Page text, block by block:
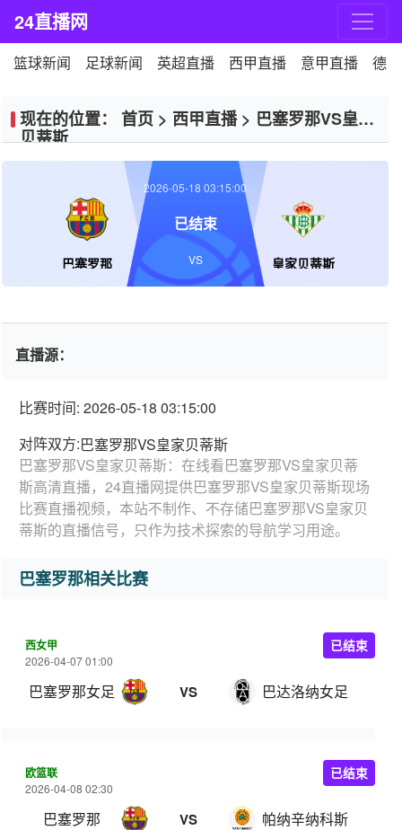
24直播网
篮球新闻 足球新闻 英超直播 西甲直播 意甲直播 德
现在的位置： 首页 > 西甲直播> 巴塞罗那VS皇家
贝蒂斯
巴塞罗那 皇家贝蒂斯
2026-05-18 03:15:00
已结束
VS
直播源：
比赛时间: 2026-05-18 03:15:00
对阵双方:巴塞罗那VS皇家贝蒂斯
巴塞罗那VS皇家贝蒂斯：在线看巴塞罗那VS皇家贝蒂
斯高清直播，24直播网提供巴塞罗那VS皇家贝蒂斯现场
比赛直播视频，本站不制作、不存储巴塞罗那VS皇家贝
蒂斯的直播信号，只作为技术探索的导航学习用途。
巴塞罗那相关比赛
西女甲
2026-04-07 01:00
巴塞罗那女足 VS 巴达洛纳女足
已结束
欧篮联
2026-04-08 02:30
巴塞罗那 VS 帕纳辛纳科斯
已结束